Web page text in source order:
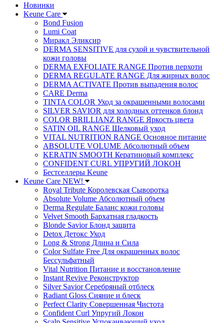
Новинки
Keune Care
Bond Fusion
Lumi Coat
Миракл Эликсир
DERMA SENSITIVE для сухой и чувствительной
кожи головы
DERMA EXFOLIATE RANGE Против перхоти
DERMA REGULATE RANGE Для жирных волос
DERMA ACTIVATE Против выпадения волос
CARE Derma
TINTA COLOR Уход за окрашенными волосами
SILVER SAVIOR для холодных оттенков блонд
COLOR BRILLIANZ RANGE Яркость цвета
SATIN OIL RANGE Шелковый уход
VITAL NUTRITION RANGE Основное питание
ABSOLUTE VOLUME Абсолютный объем
KERATIN SMOOTH Кератиновый комплекс
CONFIDENT CURL УПРУГИЙ ЛОКОН
Бестселлеры Keune
Keune Care NEW!
Royal Tribute Королевская Сыворотка
Absolute Volume Абсолютный объем
Derma Regulate Баланс кожи головы
Velvet Smooth Бархатная гладкость
Blonde Savior Блонд защита
Detox Детокс Уход
Long & Strong Длина и Сила
Color Sulfate Free Для окрашенных волос
Бессульфатный
Vital Nutrition Питание и восстановление
Instant Revive Реконструктор
Silver Savior Серебряный отблеск
Radiant Gloss Сияние и блеск
Perfect Clarity Совершенная Чистота
Confident Curl Упругий Локон